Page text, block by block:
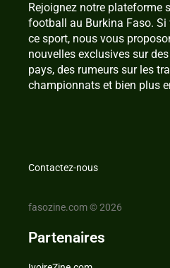
Rejoignez notre plateforme
football au Burkina Faso.
ce sport, nous vous
nouvelles exclusives sur
pays, des rumeurs sur les
championnats et bien plus
Contactez-nous
fasozine.com © 2026
Partenaires